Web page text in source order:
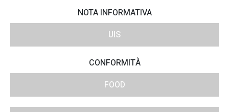
NOTA INFORMATIVA
UIS
CONFORMITÀ
FOOD